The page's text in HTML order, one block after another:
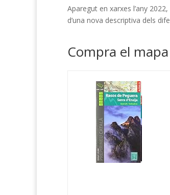
Aparegut en xarxes l’any
d’una nova descriptiva dels
Compra el